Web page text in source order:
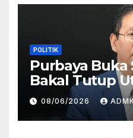
POLITIK
Purbaya Buka
Bakal Tutup
Rp 240 Triliun,
Triliun per
08/06/2026